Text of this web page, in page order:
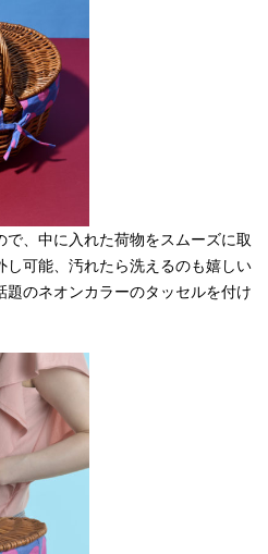
、中に入れた荷物をスムーズに取
し可能、汚れたら洗えるのも嬉しい
のネオンカラーのタッセルを付け